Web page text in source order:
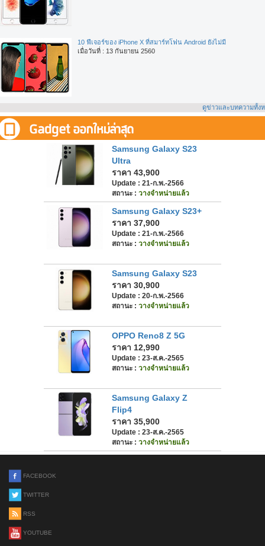
10 ฟีเจอร์ของ iPhone X ที่สมาร์ทโฟน Android ยังไม่มี
เมื่อวันที่ : 13 กันยายน 2560
ดูข่าวและบทความทั้ง
Samsung Galaxy S23
Ultra
ราคา 43,900
Update : 21-ก.พ.-2566
สถานะ : วางจำหน่ายแล้ว
Samsung Galaxy S23+
ราคา 37,900
Update : 21-ก.พ.-2566
สถานะ : วางจำหน่ายแล้ว
Samsung Galaxy S23
ราคา 30,900
Update : 20-ก.พ.-2566
สถานะ : วางจำหน่ายแล้ว
OPPO Reno8 Z 5G
ราคา 12,990
Update : 23-ส.ค.-2565
สถานะ : วางจำหน่ายแล้ว
Samsung Galaxy Z
Flip4
ราคา 35,900
Update : 23-ส.ค.-2565
สถานะ : วางจำหน่ายแล้ว
FACEBOOK
TWITTER
RSS
YOUTUBE